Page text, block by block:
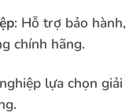
: Hỗ trợ bảo hành,
chính hãng.
lựa chọn giải